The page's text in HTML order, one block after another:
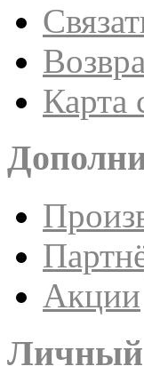
Карта
Акции
Личный